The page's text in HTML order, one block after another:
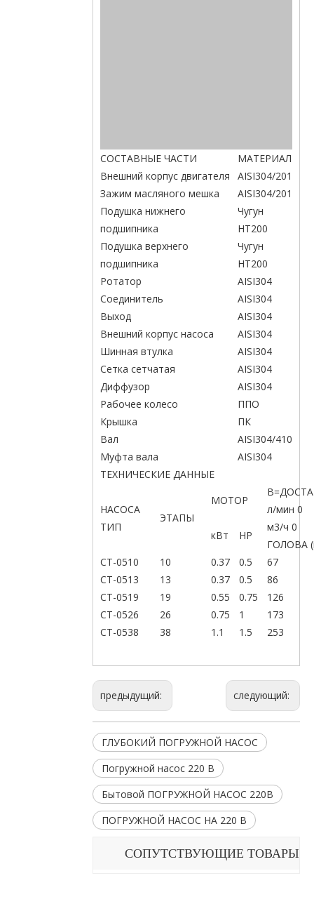
СОСТАВНЫЕ ЧАСТИ
МАТЕРИАЛ
Внешний корпус двигателя
AISI304/201
Зажим масляного мешка
AISI304/201
Подушка нижнего
подшипника
Чугун
HT200
Подушка верхнего
подшипника
Чугун
HT200
Ротатор
AISI304
Соединитель
AISI304
Выход
AISI304
Внешний корпус насоса
AISI304
Шинная втулка
AISI304
Сетка сетчатая
AISI304
Диффузор
AISI304
Рабочее колесо
ППО
Крышка
ПК
Вал
AISI304/410
Муфта вала
AISI304
ТЕХНИЧЕСКИЕ ДАННЫЕ
НАСОСА
ТИП
ЭТАПЫ
МОТОР
л/мин 0
кВт
HP
м3/ч 0
ГОЛОВА
СТ-0510
10 0.37 0.5
67
СТ-0513
13 0.37 0.5
86
СТ-0519
19 0.55 0.75
126
СТ-0526
26 0.75 1
173
СТ-0538
38 1.1 1.5 253
предыдущий: следующий:
ГЛУБОКИЙ ПОГРУЖНОЙ НАСОС
Погружной насос 220 В
Бытовой ПОГРУЖНОЙ НАСОС 220В
ПОГРУЖНОЙ НАСОС НА 220 В
СОПУТСТВУЮЩИЕ ТОВАРЫ